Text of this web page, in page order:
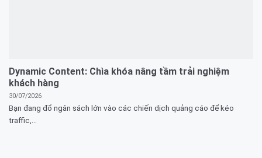
Dynamic Content: Chìa khóa nâng tầm trải nghiệm
khách hàng
30/07/2026
Bạn đang đổ ngân sách lớn vào các chiến dịch quảng cáo để kéo
traffic,...